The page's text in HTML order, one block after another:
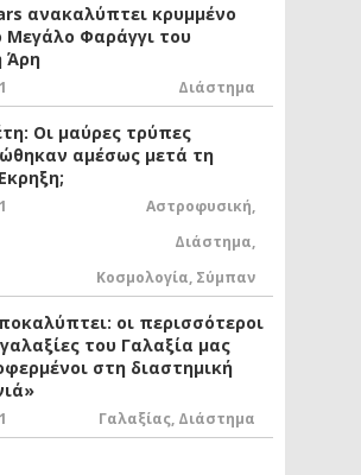
ανακαλύπτει κρυμμένο
Μεγάλο Φαράγγι του
Άρη
Διάστημα
Οι μαύρες τρύπες
αμέσως μετά τη
Αστροφυσική,
Διάστημα,
Κοσμολογία, Σύμπαν
οι περισσότεροι
του Γαλαξία μας
στη διαστημική
Γαλαξίας, Διάστημα